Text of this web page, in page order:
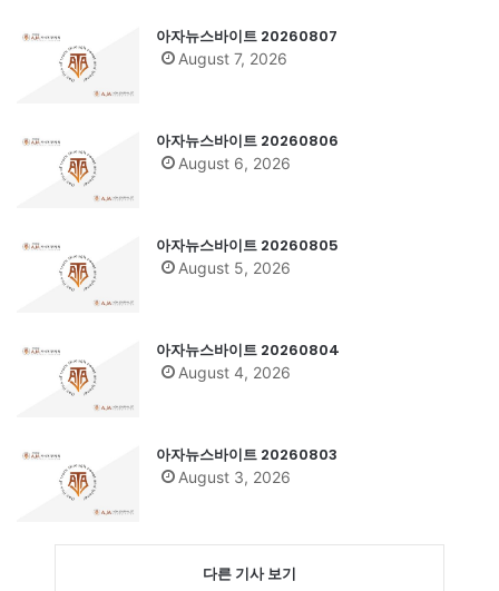
아자뉴스바이트 20260807
August 7, 2026
아자뉴스바이트 20260806
August 6, 2026
아자뉴스바이트 20260805
August 5, 2026
아자뉴스바이트 20260804
August 4, 2026
아자뉴스바이트 20260803
August 3, 2026
다른 기사 보기